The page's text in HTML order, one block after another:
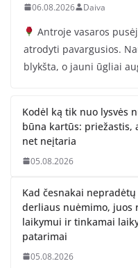
06.08.2026 Daiva
Antroje vasaros
atrodyti pavargusios.
blykšta, o jauni ūgliai
Kodėl ką tik nuo lysvės
būna kartūs: priežastis,
net neįtaria
05.08.2026
Kad česnakai
derliaus nuėmimo, juos
laikymui ir tinkamai
patarimai
05.08.2026